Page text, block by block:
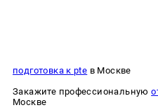
подготовка к pte в Москве
Закажите профессиональную
Москве